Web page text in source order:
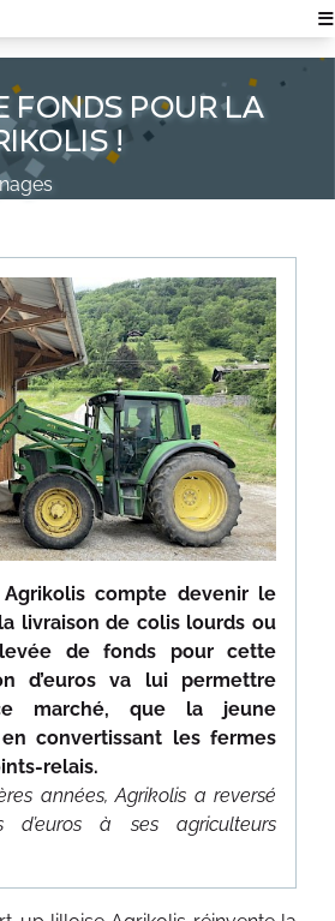
≡
À PROPOS
SOMMES-NOUS ?
TECH & IT
RECRUTEMENT
POLITIQUE RSE
ACTUALITÉS
RÉFÉRENCES
TÉMOIGNAGES
FONDS POUR LA
!
compte devenir le
livraison de colis lourds ou
de fonds pour cette
d’euros va lui permettre
marché, que la jeune
convertissant les fermes
relais.
années, Agrikolis a reversé
à ses agriculteurs